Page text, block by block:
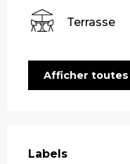
Terrasse
Afficher
Labels
Labels